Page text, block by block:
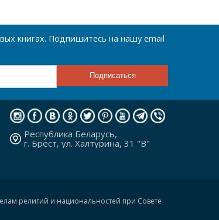
книгах. Подпишитесь на нашу email
Республика Беларусь,
г. Брест, ул. Халтурина, 31 "В"
религий и национальностей при Совете